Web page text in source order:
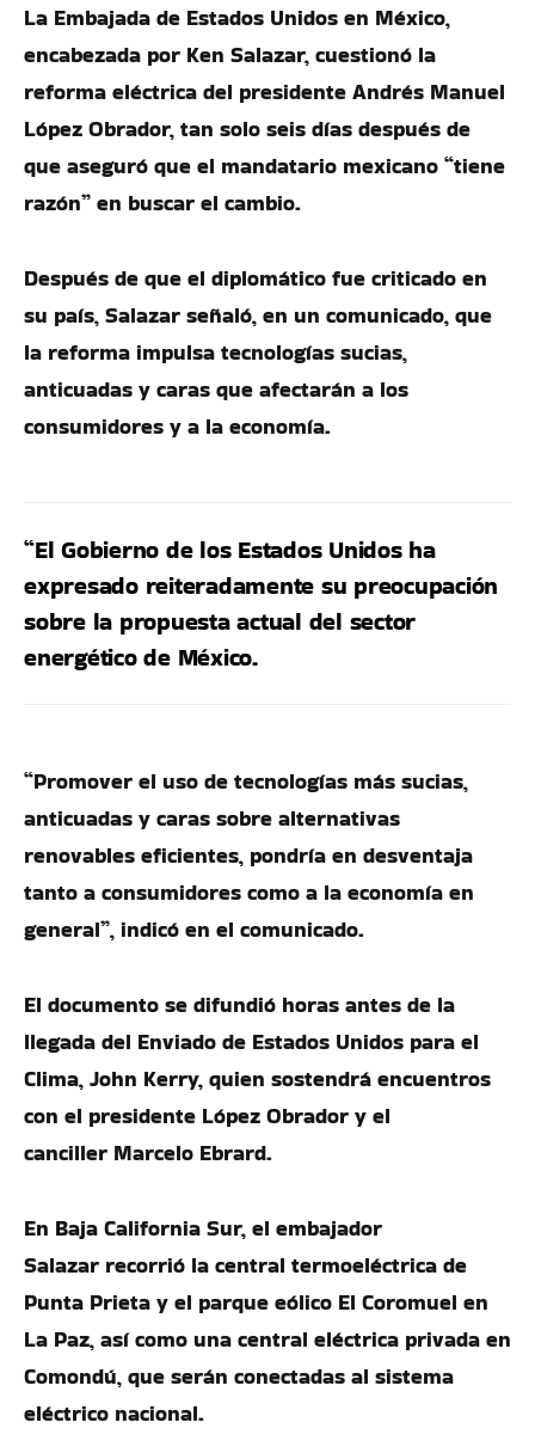
La Embajada de Estados Unidos en México,
encabezada por Ken Salazar, cuestionó la
reforma eléctrica del presidente Andrés Manuel
López Obrador, tan solo seis días después de
que aseguró que el mandatario mexicano “tiene
razón” en buscar el cambio.
Después de que el diplomático fue criticado en
su país, Salazar señaló, en un comunicado, que
la reforma impulsa tecnologías sucias,
anticuadas y caras que afectarán a los
consumidores y a la economía.
“El Gobierno de los Estados Unidos ha
expresado reiteradamente su preocupación
sobre la propuesta actual del sector
energético de México.
“Promover el uso de tecnologías más sucias,
anticuadas y caras sobre alternativas
renovables eficientes, pondría en desventaja
tanto a consumidores como a la economía en
general”, indicó en el comunicado.
El documento se difundió horas antes de la
llegada del Enviado de Estados Unidos para el
Clima, John Kerry, quien sostendrá encuentros
con el presidente López Obrador y el
canciller Marcelo Ebrard.
En Baja California Sur, el embajador
Salazar recorrió la central termoeléctrica de
Punta Prieta y el parque eólico El Coromuel en
La Paz, así como una central eléctrica privada en
Comondú, que serán conectadas al sistema
eléctrico nacional.